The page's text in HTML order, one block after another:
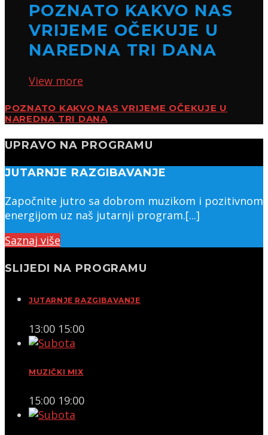
POZNATO KAKVO NAS
VRIJEME OČEKUJE U
NAREDNA TRI DANA
View more
POZNATO KAKVO NAS VRIJEME OČEKUJE U
NAREDNA TRI DANA
UPRAVO NA PROGRAMU
JUTARNJE RAZGIBAVANJE
Započnite jutro sa dobrom muzikom i pozitivnom
energijom uz naš jutarnji program.[...]
Saznaj više
SLIJEDI NA PROGRAMU
JUTARNJE RAZGIBAVANJE
13:00 15:00
MUZIČKI MIX
15:00 19:00